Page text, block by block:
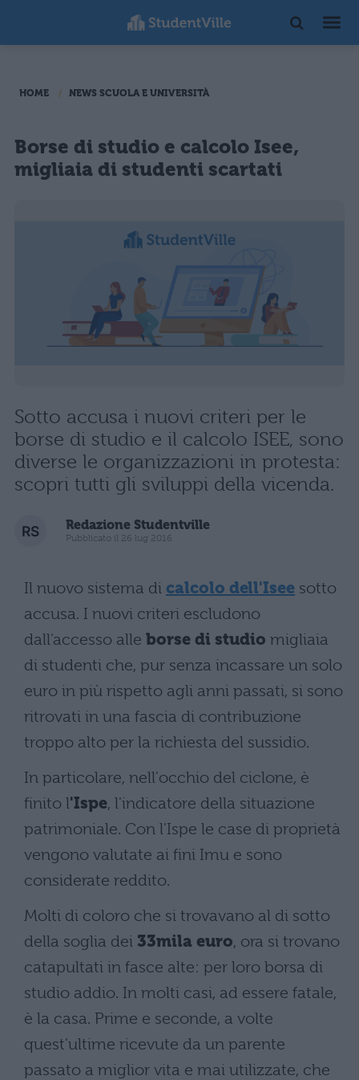
HOME NEWS SCUOLA E UNIVERSITÀ
Borse di studio e calcolo Isee,
migliaia di studenti scartati
Sotto accusa i nuovi criteri per le
borse di studio e il calcolo ISEE, sono
diverse le organizzazioni in protesta:
scopri tutti gli sviluppi della vicenda.
Redazione Studentville
Pubblicato il 26 lug 2016
Il nuovo sistema di calcolo dell'Isee sotto
accusa. I nuovi criteri escludono
dall'accesso alle borse di studio migliaia
di studenti che, pur senza incassare un solo
euro in più rispetto agli anni passati, si sono
ritrovati in una fascia di contribuzione
troppo alto per la richiesta del sussidio.
In particolare, nell'occhio del ciclone, è
finito l'Ispe, l'indicatore della situazione
patrimoniale. Con l'Ispe le case di proprietà
vengono valutate ai fini Imu e sono
considerate reddito.
Molti di coloro che si trovavano al di sotto
della soglia dei 33mila euro, ora si trovano
catapultati in fasce alte: per loro borsa di
studio addio. In molti casi, ad essere fatale,
è la casa. Prime e seconde, a volte
quest'ultime ricevute da un parente
passato a miglior vita e mai utilizzate, che